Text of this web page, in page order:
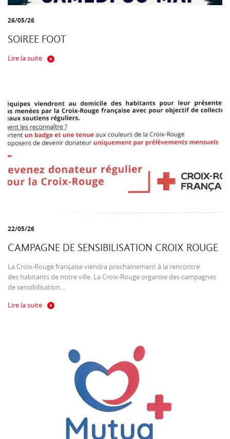
26/05/26
SOIREE FOOT
Lire la suite
22/05/26
CAMPAGNE DE SENSIBILISATION CROIX ROUGE
La Croix-Rouge française viendra prochainement à la rencontre
des habitants de notre ville. La Croix-Rouge organise des campagnes
de sensibilisation...
Lire la suite